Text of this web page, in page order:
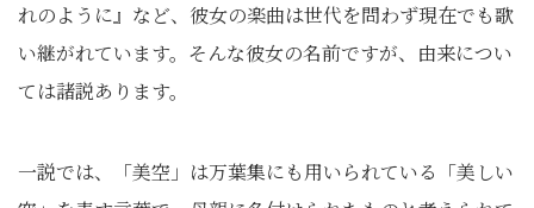
れのように』など、彼女の楽曲は世代を問わず現在でも歌
い継がれています。そんな彼女の名前ですが、由来につい
ては諸説あります。
一説では、「美空」は万葉集にも用いられている「美しい